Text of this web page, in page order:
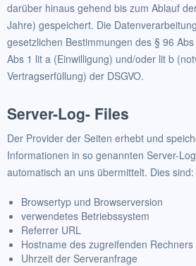
darüber hinaus gehend bis zum Ablauf
Jahre) gespeichert. Die
gesetzlichen Bestimmungen des § 96
Abs 1 lit a (Einwilligung) und/oder lit b
Vertragserfüllung) der DSGVO.
Server-Log- Files
Der Provider der Seiten erhebt und
Informationen in so genannten Server-
automatisch an uns übermittelt. Dies sind:
Browsertyp und Browserversion
verwendetes Betriebssystem
Referrer URL
Hostname des zugreifenden Rechners
Uhrzeit der Serveranfrage